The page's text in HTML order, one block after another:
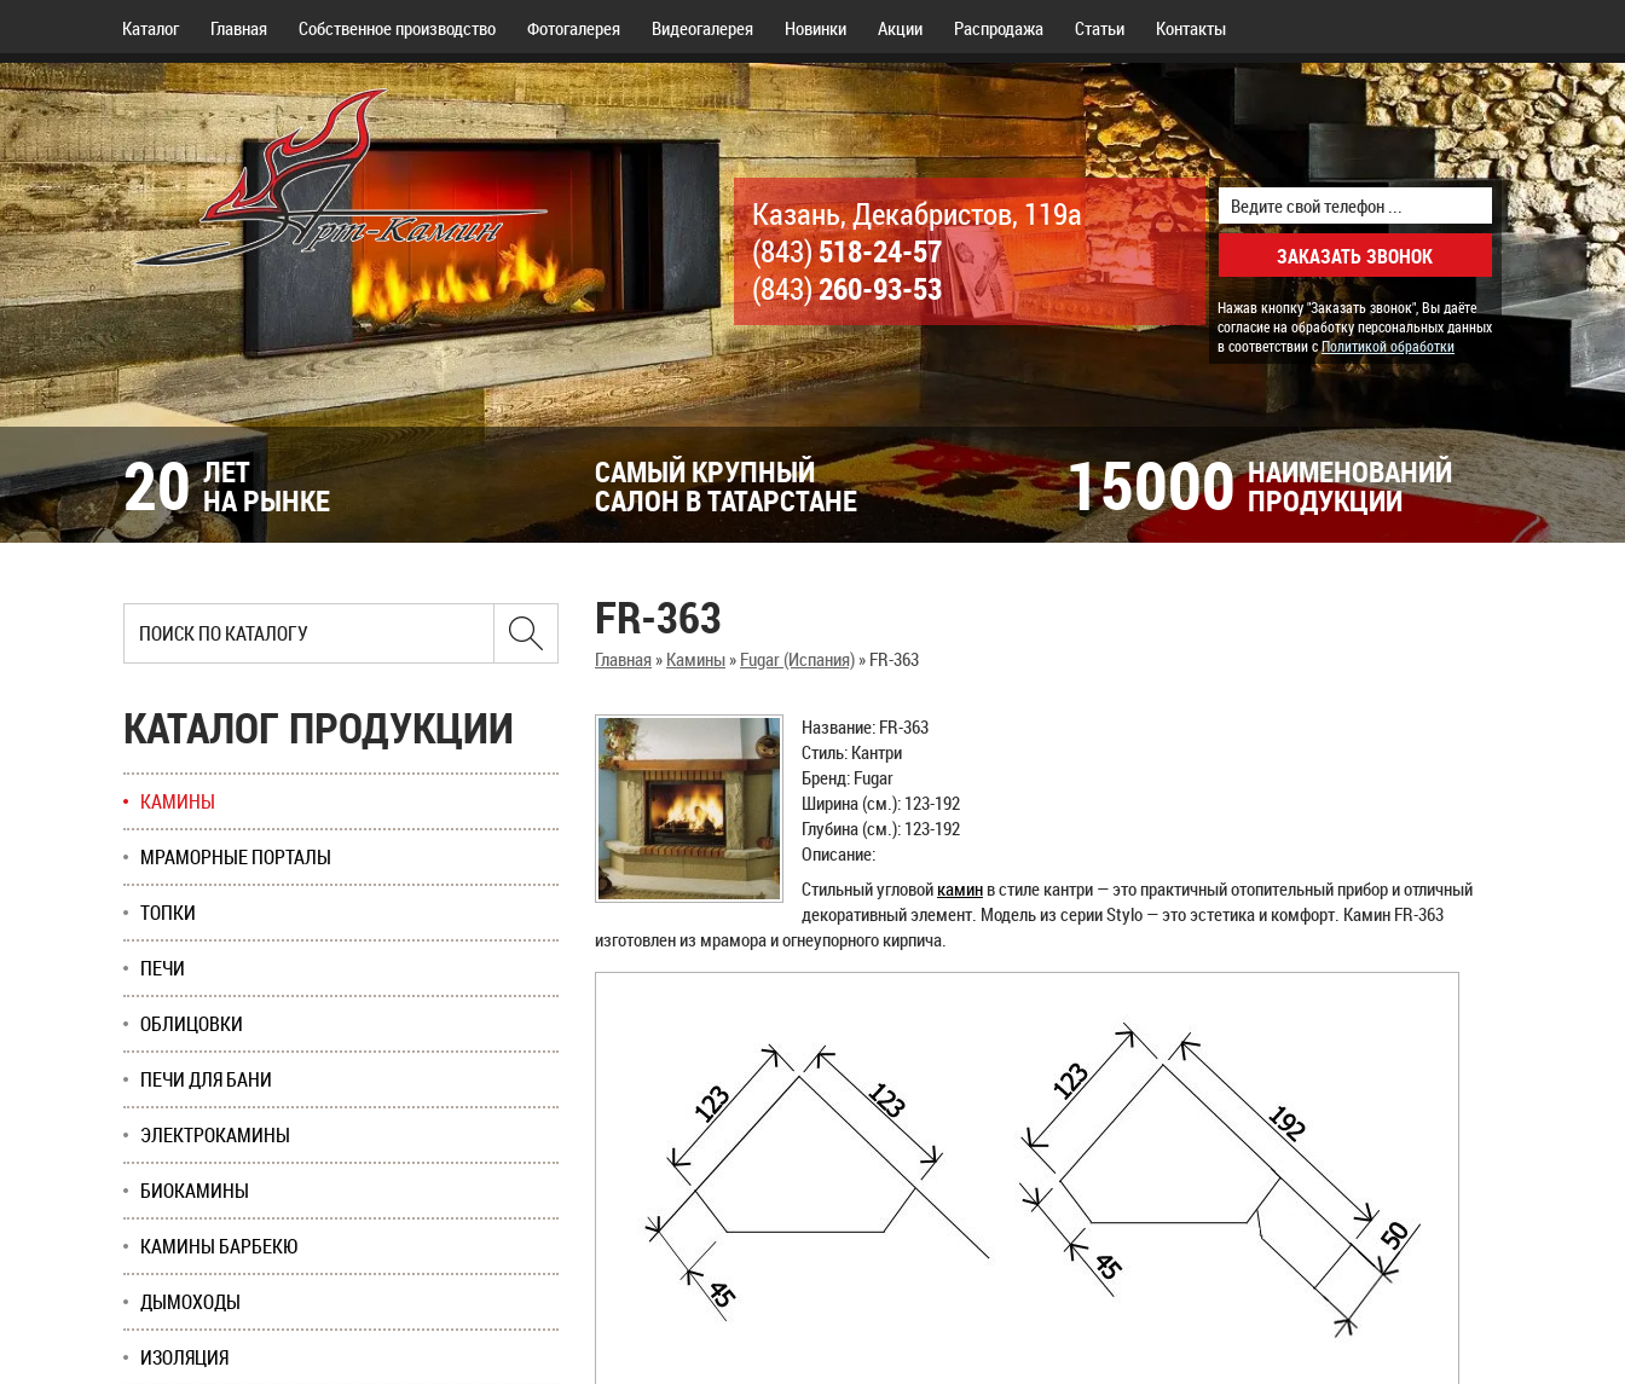
Каталог Главная Собственное производство Фотогалерея Видеогалерея Новинки Акции Распродажа Статьи Контакты
Казань, Декабристов, 119а
(843)518-24-57
(843)260-93-53
Нажав кнопку "Заказать звонок", Вы даёте
согласие на обработку персональных данных
в соответствии сПолитикой обработки
20 ЛЕТ
НА РЫНКЕ
САМЫЙ КРУПНЫЙ
САЛОН В ТАТАРСТАНЕ 15000 НАИМЕНОВАНИЙ
ПРОДУКЦИИ
FR-363
Главная» Камины» Fugar (Испания)» FR-363
Название: FR-363
Стиль: Кантри
Бренд: Fugar
Ширина (см.): 123-192
Глубина (см.): 123-192
Описание:
Стильный угловой камин в стиле кантри — это практичный отопительный прибор и отличный
декоративный элемент. Модель из серии Stylo — это эстетика и комфорт. Камин FR-363
изготовлен из мрамора и огнеупорного кирпича.
КАТАЛОГ ПРОДУКЦИИ
КАМИНЫ
МРАМОРНЫЕ ПОРТАЛЫ
ТОПКИ
ПЕЧИ
ОБЛИЦОВКИ
ПЕЧИ ДЛЯ БАНИ
ЭЛЕКТРОКАМИНЫ
БИОКАМИНЫ
КАМИНЫ БАРБЕКЮ
ДЫМОХОДЫ
ИЗОЛЯЦИЯ